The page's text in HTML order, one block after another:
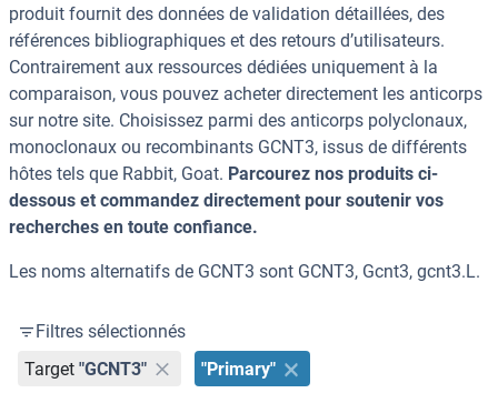
produit fournit des données de validation détaillées, des
références bibliographiques et des retours d’utilisateurs.
Contrairement aux ressources dédiées uniquement à la
comparaison, vous pouvez acheter directement les anticorps
sur notre site. Choisissez parmi des anticorps polyclonaux,
monoclonaux ou recombinants GCNT3, issus de différents
hôtes tels que Rabbit, Goat. Parcourez nos produits ci-
dessous et commandez directement pour soutenir vos
recherches en toute confiance.
Les noms alternatifs de GCNT3 sont GCNT3, Gcnt3, gcnt3.L.
Filtres sélectionnés
Target "GCNT3" "Primary"